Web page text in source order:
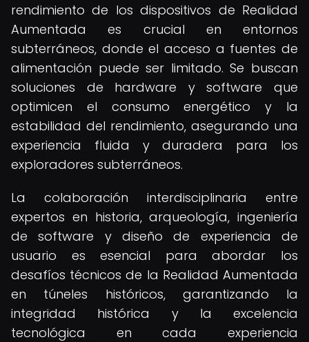
rendimiento de los dispositivos de Realidad
Aumentada es crucial en entornos
subterráneos, donde el acceso a fuentes de
alimentación puede ser limitado. Se buscan
soluciones de hardware y software que
optimicen el consumo energético y la
estabilidad del rendimiento, asegurando una
experiencia fluida y duradera para los
exploradores subterráneos.
La colaboración interdisciplinaria entre
expertos en historia, arqueología, ingeniería
de software y diseño de experiencia de
usuario es esencial para abordar los
desafíos técnicos de la Realidad Aumentada
en túneles históricos, garantizando la
integridad histórica y la excelencia
tecnológica en cada experiencia